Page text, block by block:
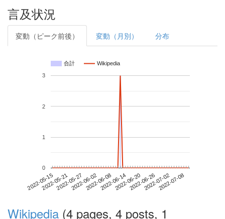
言及状況
変動（ピーク前後） 変動（月別） 分布
合計 Wikipedia
2022-05-152022-05-212022-05-272022-06-022022-06-082022-06-142022-06-202022-06-262022-07-022022-07-08
0
1
2
3
Wikipedia (4 pages, 4 posts, 1